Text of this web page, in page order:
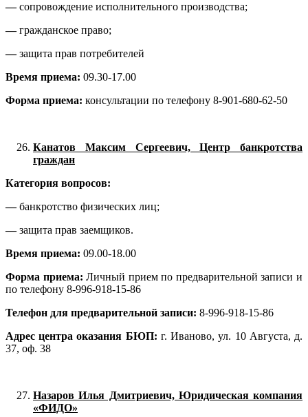
—сопровождение исполнительного производства;
—гражданское право;
—защита прав потребителей
Время приема: 09.30-17.00
Форма приема: консультации по телефону 8-901-680-62-50
Канатов Максим Сергеевич, Центр банкротства
граждан
Категория вопросов:
—банкротство физических лиц;
—защита прав заемщиков.
Время приема: 09.00-18.00
Форма приема:Личный прием по предварительной записи и
по телефону 8-996-918-15-86
Телефон для предварительной записи: 8-996-918-15-86
Адрес центра оказания БЮП: г. Иваново, ул. 10 Августа, д.
37, оф. 38
Назаров Илья Дмитриевич, Юридическая компания
«ФИДО»